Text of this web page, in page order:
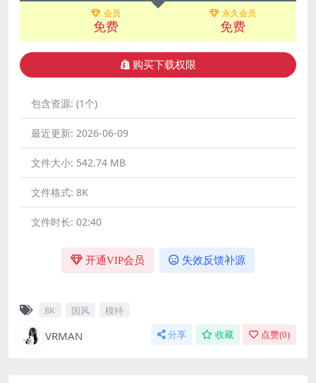
会员
免费
永久会员
免费
购买下载权限
包含资源: (1个)
最近更新: 2026-06-09
文件大小: 542.74 MB
文件格式: 8K
文件时长: 02:40
开通VIP会员 失效反馈补源
8K 国风 模特
VRMAN 分享 收藏 点赞(0)